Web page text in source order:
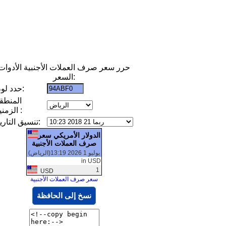
حرر سعر صرف العملات الأجنبية
السعر:
حدد لون:
الزمنية :
تنسيق التاريخ:
الدولار الأمريكي سعر
صرف العملات الأجنبية
يوليو 1 2026 13:19(الرياض)
in USD
USD
1
سعر صرف العملات الأجنبية
نسخ إلى الحافظة